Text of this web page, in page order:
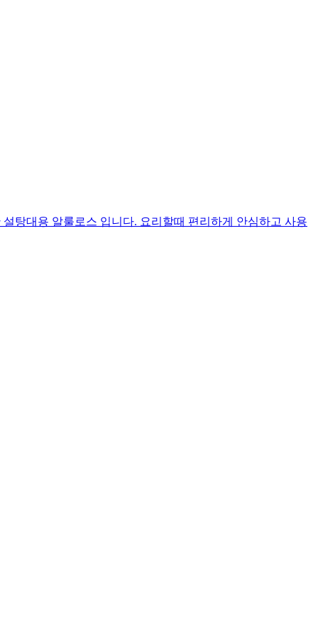
탕대용 알룰로스 입니다. 요리할때 편리하게 안심하고 사용